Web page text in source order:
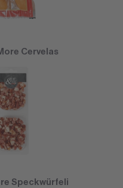
Cervelas
Speckwürfeli